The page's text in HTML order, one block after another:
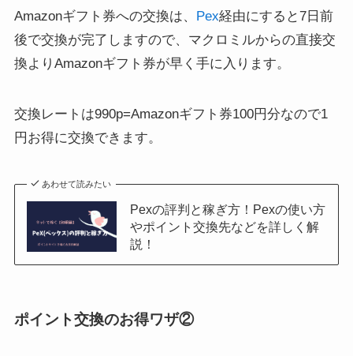
Amazonギフト券への交換は、 Pex経由にすると7日前
後で交換が完了しますので、マクロミルからの直接交
換よりAmazonギフト券が早く手に入り ます。
交換レートは990p=Amazonギフト券100円分なので1
円お得に交換できます。
あわせて読みたい
Pexの評判と稼ぎ方！Pexの使い方
やポイント交換先などを詳しく解
説！
ポイント交換のお得ワザ②